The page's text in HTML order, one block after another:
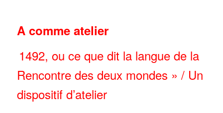
A comme atelier
1492, ou ce que dit la langue de la
Rencontre des deux mondes » / Un
dispositif d’atelier